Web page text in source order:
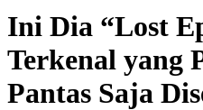
Ini Dia “Lost
Terkenal yang
Pantas Saja